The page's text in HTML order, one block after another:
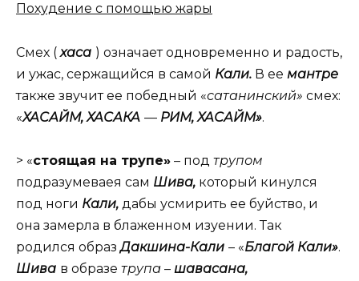
Похудение с помощью жары
Смех ( хаса ) означает одновременно и радость,
и ужас, сержащийся в самой Кали. В ее мантре
также звучит ее победный «сатанинский» смех:
«ХАСАЙМ, ХАСАКА — РИМ, ХАСАЙМ».
> «стоящая на трупе» – под трупом
подразумеваея сам Шива, который кинулся
под ноги Кали, дабы усмирить ее буйство, и
она замерла в блаженном изуении. Так
родился образДакшина-Кали – «Благой Кали».
Шива в образе трупа – шавасана,